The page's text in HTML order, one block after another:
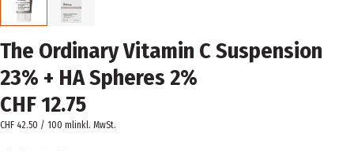
The Ordinary Vitamin C Suspension
23% + HA Spheres 2%
CHF 12.75
CHF 42.50 / 100 mlinkl. MwSt.